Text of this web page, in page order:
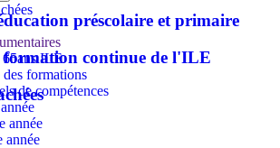
ILE
formations
de compétences
année
année
préscolaire et primaire
formation continue de l'ILE